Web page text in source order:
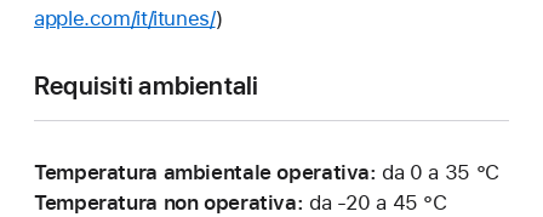
apple.com/it/itunes/)
Requisiti ambientali
Temperatura ambientale operativa: da 0 a 35 °C
Temperatura non operativa: da -20 a 45 °C